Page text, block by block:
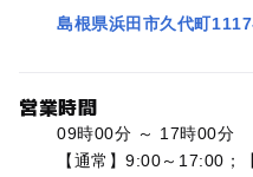
島根県浜田市久代町
営業時間
09時00分 ～ 17時00分
【通常】9:00～17:00